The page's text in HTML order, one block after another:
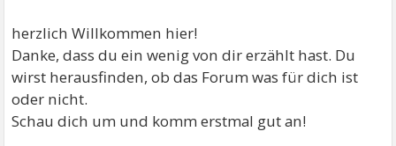
herzlich Willkommen hier!
Danke, dass du ein wenig von dir erzählt hast. Du
wirst herausfinden, ob das Forum was für dich ist
oder nicht.
Schau dich um und komm erstmal gut an!